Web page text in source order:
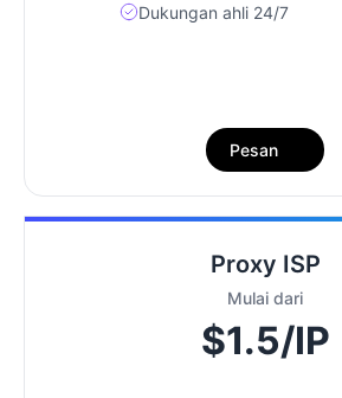
Dukungan ahli 24/7
Pesan
Proxy ISP
Mulai dari
$1.5/IP